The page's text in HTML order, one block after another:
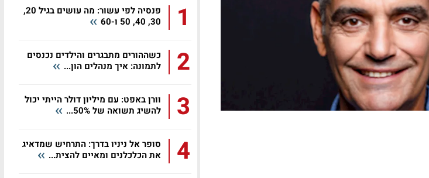
1
פנסיה לפי עשור: מה עושים בגיל 20,
30, 40, 50 ו-60
2
כשההורים מתבגרים והילדים נכנסים
לתמונה: איך מנהלים הון...
3
וורן באפט: עם מיליון דולר הייתי יכול
להשיג תשואה של 50%...
4
סופר אל ניניו בדרך: התרחיש שמדאיג
את הכלכלנים ומאיים להצית...